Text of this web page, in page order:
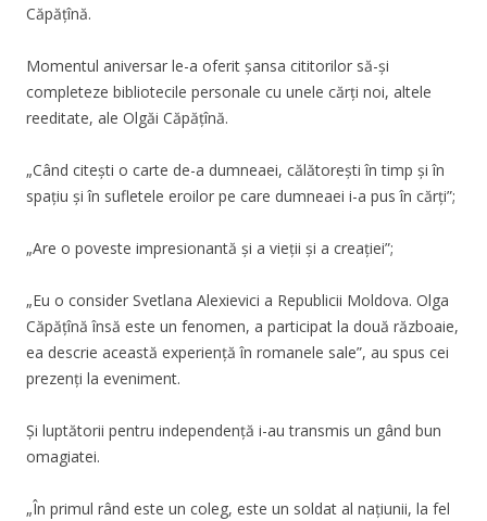
Căpățînă.
Momentul aniversar le-a oferit șansa cititorilor să-și
completeze bibliotecile personale cu unele cărți noi, altele
reeditate, ale Olgăi Căpățînă.
„Când citești o carte de-a dumneaei, călătorești în timp și în
spațiu și în sufletele eroilor pe care dumneaei i-a pus în cărți”;
„Are o poveste impresionantă și a vieții și a creației”;
„Eu o consider Svetlana Alexievici a Republicii Moldova. Olga
Căpățînă însă este un fenomen, a participat la două războaie,
ea descrie această experiență în romanele sale”, au spus cei
prezenți la eveniment.
Și luptătorii pentru independență i-au transmis un gând bun
omagiatei.
„În primul rând este un coleg, este un soldat al națiunii, la fel